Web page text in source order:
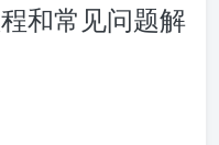
和常见问题解